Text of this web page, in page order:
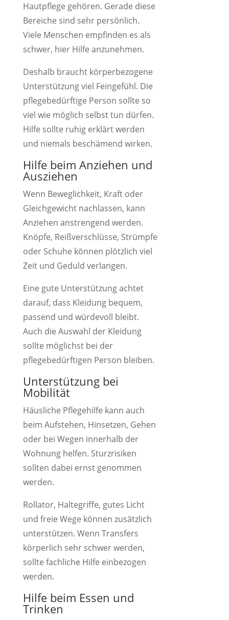
Hautpflege gehören. Gerade diese
Bereiche sind sehr persönlich.
Viele Menschen empfinden es als
schwer, hier Hilfe anzunehmen.
Deshalb braucht körperbezogene
Unterstützung viel Feingefühl. Die
pflegebedürftige Person sollte so
viel wie möglich selbst tun dürfen.
Hilfe sollte ruhig erklärt werden
und niemals beschämend wirken.
Hilfe beim Anziehen und
Ausziehen
Wenn Beweglichkeit, Kraft oder
Gleichgewicht nachlassen, kann
Anziehen anstrengend werden.
Knöpfe, Reißverschlüsse, Strümpfe
oder Schuhe können plötzlich viel
Zeit und Geduld verlangen.
Eine gute Unterstützung achtet
darauf, dass Kleidung bequem,
passend und würdevoll bleibt.
Auch die Auswahl der Kleidung
sollte möglichst bei der
pflegebedürftigen Person bleiben.
Unterstützung bei
Mobilität
Häusliche Pflegehilfe kann auch
beim Aufstehen, Hinsetzen, Gehen
oder bei Wegen innerhalb der
Wohnung helfen. Sturzrisiken
sollten dabei ernst genommen
werden.
Rollator, Haltegriffe, gutes Licht
und freie Wege können zusätzlich
unterstützen. Wenn Transfers
körperlich sehr schwer werden,
sollte fachliche Hilfe einbezogen
werden.
Hilfe beim Essen und
Trinken